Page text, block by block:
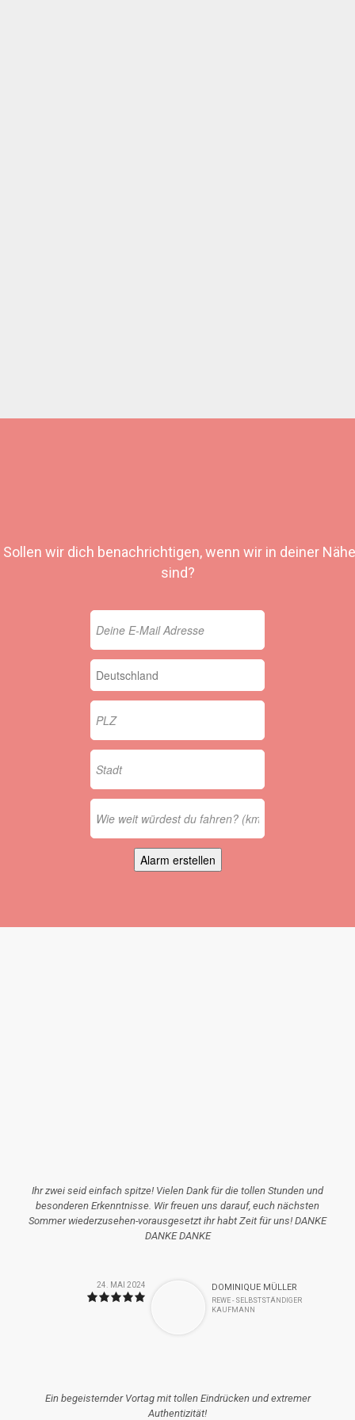
Sollen wir dich benachrichtigen, wenn wir in deiner Nähe
sind?
Ihr zwei seid einfach spitze! Vielen Dank für die tollen Stunden und
besonderen Erkenntnisse. Wir freuen uns darauf, euch nächsten
Sommer wiederzusehen-vorausgesetzt ihr habt Zeit für uns! DANKE
DANKE DANKE
DOMINIQUE MÜLLER
REWE - SELBSTSTÄNDIGER
KAUFMANN
24. MAI 2024
Ein begeisternder Vortag mit tollen Eindrücken und extremer
Authentizität!